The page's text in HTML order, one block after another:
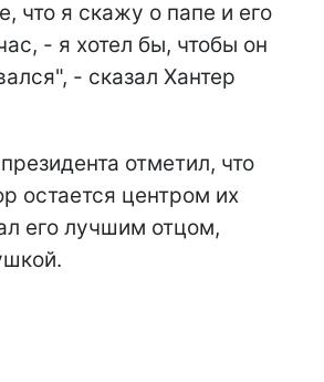
что я скажу о папе и его
- я хотел бы, чтобы он
- сказал Хантер
отметил, что
остается центром их
его лучшим отцом,